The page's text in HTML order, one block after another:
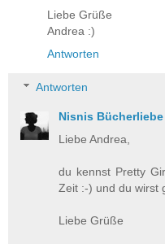
Liebe Grüße
Andrea :)
Antworten
Antworten
Nisnis Bücherliebe
Liebe Andrea,
du kennst Pretty
Zeit :-) und du wirst
Liebe Grüße